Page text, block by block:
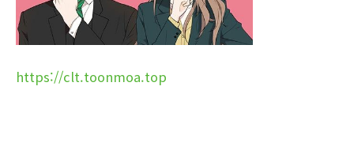
https://clt.toonmoa.top